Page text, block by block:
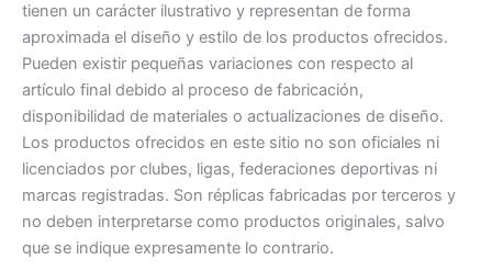
tienen un carácter ilustrativo y representan de forma
aproximada el diseño y estilo de los productos ofrecidos.
Pueden existir pequeñas variaciones con respecto al
artículo final debido al proceso de fabricación,
disponibilidad de materiales o actualizaciones de diseño.
Los productos ofrecidos en este sitio no son oficiales ni
licenciados por clubes, ligas, federaciones deportivas ni
marcas registradas. Son réplicas fabricadas por terceros y
no deben interpretarse como productos originales, salvo
que se indique expresamente lo contrario.